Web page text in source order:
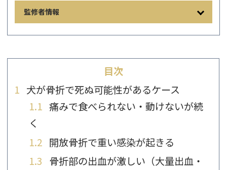
監修者情報
目次
1 犬が骨折で死ぬ可能性があるケース
1.1 痛みで食べられない・動けないが続
く
1.2 開放骨折で重い感染が起きる
1.3 骨折部の出血が激しい（大量出血・